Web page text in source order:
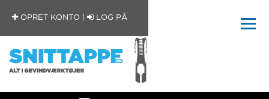
OPRET KONTO LOG PÅ